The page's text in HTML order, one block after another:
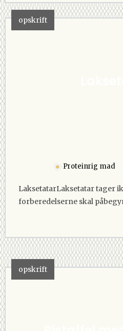
opskrift
Proteinrig mad
Laksetatar Laksetatar tager
forberedelserne skal
opskrift